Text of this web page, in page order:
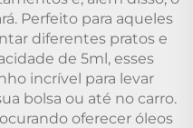
Perfeito para aqueles
diferentes pratos e
de 5ml, esses
incrível para levar
bolsa ou até no carro.
oferecer óleos